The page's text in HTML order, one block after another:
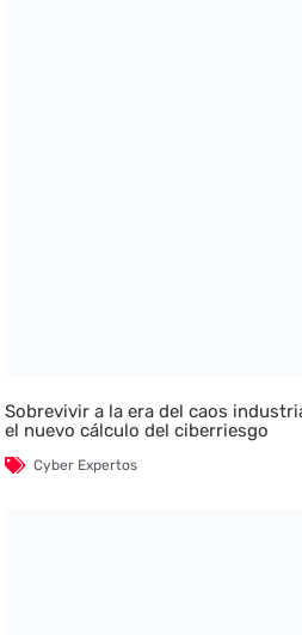
Sobrevivir a la era del caos
el nuevo cálculo del ciberriesgo
Cyber Expertos